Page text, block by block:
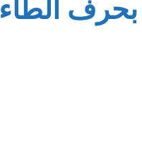
الطاء